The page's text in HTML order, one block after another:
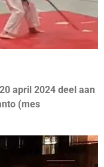
april 2024 deel aan
(mes